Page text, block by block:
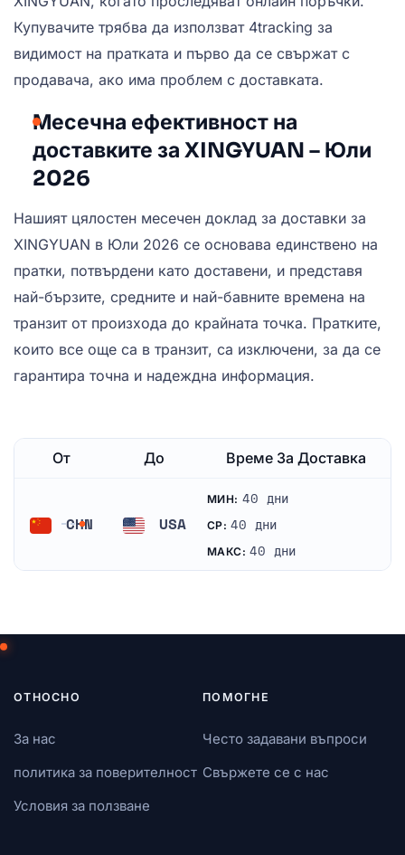
Купувачите трябва да използват 4tracking за
видимост на пратката и първо да се свържат с
продавача, ако има проблем с доставката.
Месечна ефективност на
доставките за XINGYUAN – Юли
2026
Нашият цялостен месечен доклад за доставки за
XINGYUAN в Юли 2026 се основава единствено на
пратки, потвърдени като доставени, и представя
най-бързите, средните и най-бавните времена на
транзит от произхода до крайната точка. Пратките,
които все още са в транзит, са изключени, за да се
гарантира точна и надеждна информация.
От До Време За Доставка
CHN USA
Съединени щати
МИН: 40 дни
СР: 40 дни
МАКС: 40 дни
ОТНОСНО
За нас
политика за поверителност
Условия за ползване
ПОМОГНЕ
Често задавани въпроси
Свържете се с нас